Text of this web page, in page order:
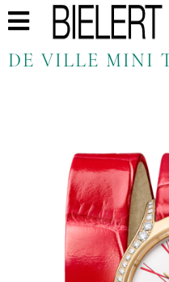
DE VILLE MINI